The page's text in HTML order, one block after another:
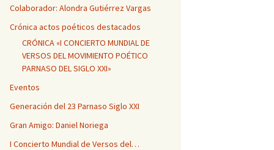
Colaborador: Alondra Gutiérrez Vargas
Crónica actos poéticos destacados
CRÓNICA «I CONCIERTO MUNDIAL DE
VERSOS DEL MOVIMIENTO POÉTICO
PARNASO DEL SIGLO XXI»
Eventos
Generación del 23 Parnaso Siglo XXI
Gran Amigo: Daniel Noriega
I Concierto Mundial de Versos del…